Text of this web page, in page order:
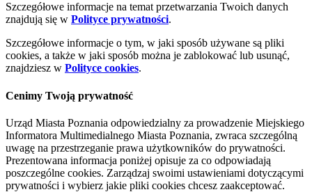
Szczegółowe informacje na temat przetwarzania Twoich danych
znajdują się w Polityce prywatności.
Szczegółowe informacje o tym, w jaki sposób używane są pliki
cookies, a także w jaki sposób można je zablokować lub usunąć,
znajdziesz w Polityce cookies.
Cenimy Twoją prywatność
Urząd Miasta Poznania odpowiedzialny za prowadzenie Miejskiego
Informatora Multimedialnego Miasta Poznania, zwraca szczególną
uwagę na przestrzeganie prawa użytkowników do prywatności.
Prezentowana informacja poniżej opisuje za co odpowiadają
poszczególne cookies. Zarządzaj swoimi ustawieniami dotyczącymi
prywatności i wybierz jakie pliki cookies chcesz zaakceptować.